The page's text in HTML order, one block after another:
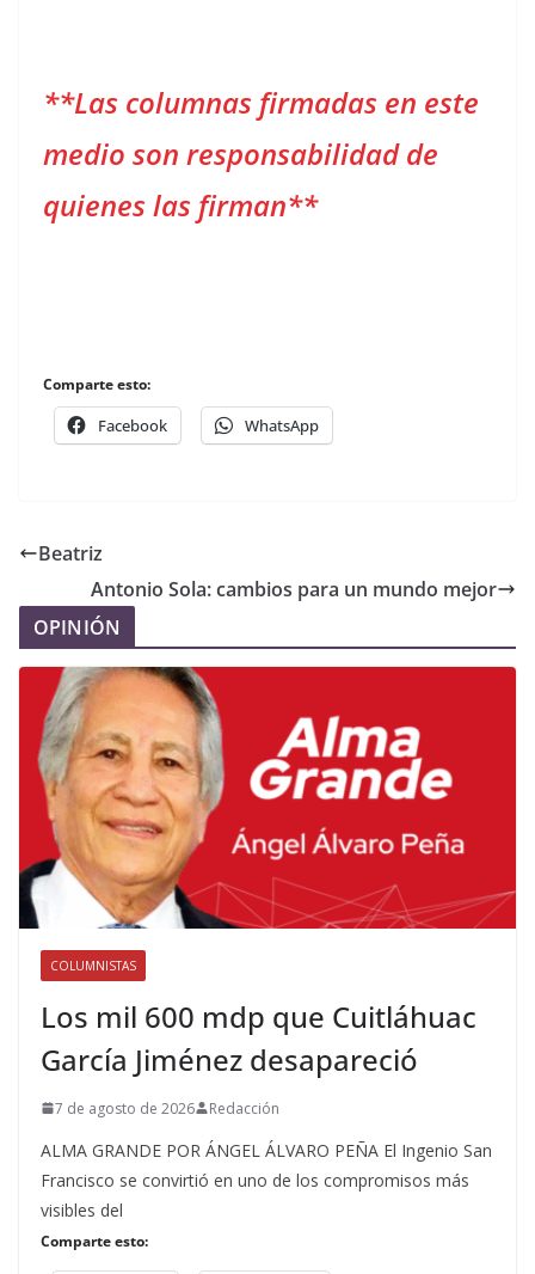
**Las columnas firmadas en este
medio son responsabilidad de
quienes las firman**
Comparte esto:
Facebook WhatsApp
Beatriz
Antonio Sola: cambios para un mundo mejor
OPINIÓN
COLUMNISTAS
Los mil 600 mdp que Cuitláhuac
García Jiménez desapareció
7 de agosto de 2026 Redacción
ALMA GRANDE POR ÁNGEL ÁLVARO PEÑA El Ingenio San
Francisco se convirtió en uno de los compromisos más
visibles del
Comparte esto: